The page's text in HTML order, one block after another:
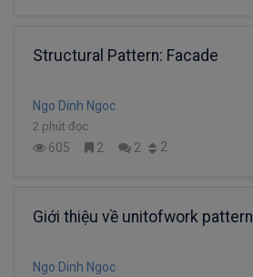
Structural Pattern: Facade
Ngo Dinh Ngoc
2 phút đọc
605 2 2 2
Giới thiệu về unitofwork pattern
Ngo Dinh Ngoc